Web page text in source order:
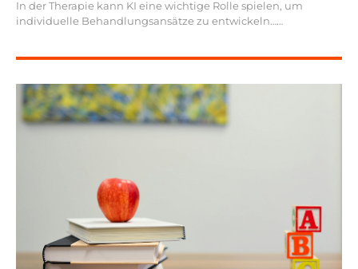
In der Therapie kann KI eine wichtige Rolle spielen, um
individuelle Behandlungsansätze zu entwickeln…